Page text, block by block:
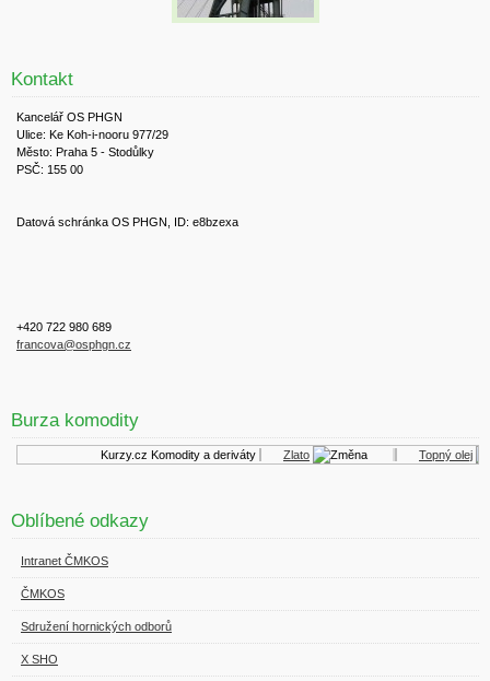
Kontakt
Kancelář OS PHGN
Ulice: Ke Koh-i-nooru 977/29
Město: Praha 5 - Stodůlky
PSČ: 155 00
Datová schránka OS PHGN, ID: e8bzexa
+420 722 980 689
francova@osphgn.cz
Burza komodity
Kurzy.cz Komodity a deriváty Zlato Topný olej
Oblíbené odkazy
Intranet ČMKOS
ČMKOS
Sdružení hornických odborů
X SHO